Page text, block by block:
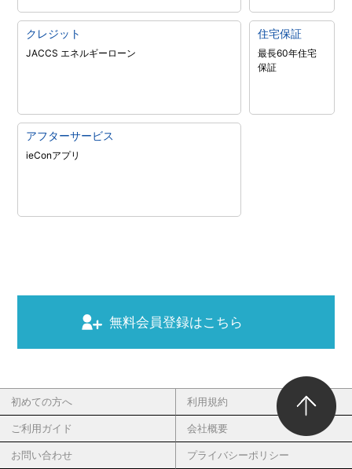
クレジット
JACCS エネルギーローン
住宅保証
最長60年住宅
保証
アフターサービス
ieConアプリ
無料会員登録はこちら
初めての方へ 利用規約
ご利用ガイド 会社概要
お問い合わせ プライバシーポリシー